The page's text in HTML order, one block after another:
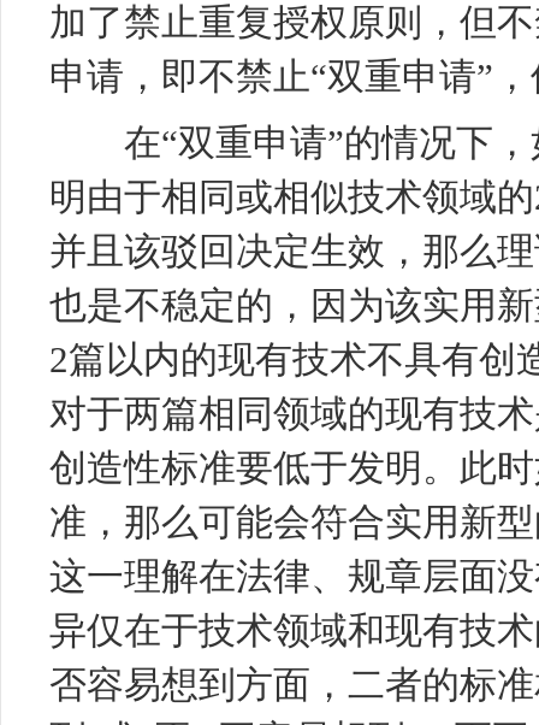
加了禁止重复授权原则，但
申请，即不禁止“双重申请”
在“双重申请”的情况下，
明由于相同或相似技术领域
并且该驳回决定生效，那么
也是不稳定的，因为该实用
2篇以内的现有技术不具有创
对于两篇相同领域的现有技
创造性标准要低于发明。此
准，那么可能会符合实用新
这一理解在法律、规章层面
异仅在于技术领域和现有技
否容易想到方面，二者的标